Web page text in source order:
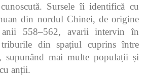
Sursele îi identifică cu
din nordul Chinei, de origine
558–562, avarii intervin în
din spațiul cuprins între
supunând mai multe populații și
anții.